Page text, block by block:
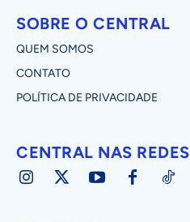
SOBRE O CENTRAL
QUEM SOMOS
CONTATO
POLÍTICA DE PRIVACIDADE
CENTRAL NAS REDES